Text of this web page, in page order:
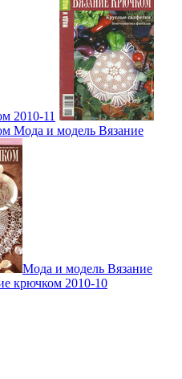
2010-11
Мода и модель Вязание
Мода и модель Вязание
крючком 2010-10